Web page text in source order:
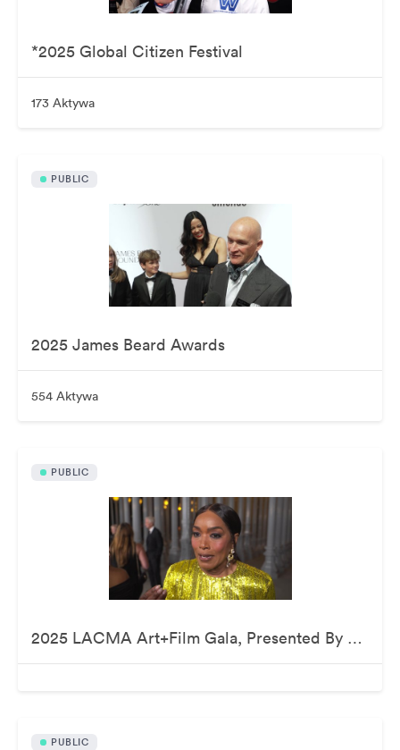
*2025 Global Citizen Festival
173 Aktywa
PUBLIC
2025 James Beard Awards
554 Aktywa
PUBLIC
2025 LACMA Art+Film Gala, Presented By Gucci
PUBLIC